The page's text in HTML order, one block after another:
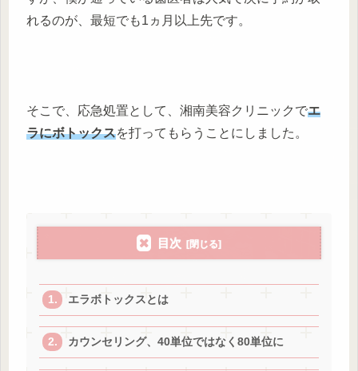
れるのが、最短でも1ヵ月以上先です。
そこで、応急処置として、湘南美容クリニックでエ
ラにボトックスを打ってもらうことにしました。
目次
エラボトックスとは
カウンセリング、40単位ではなく80単位に